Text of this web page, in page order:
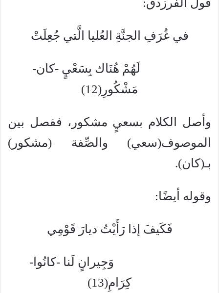
قول الفرزدق:
في غُرَفِ الجنَّةِ العُليا الَّتي جُعِلَتْ
لَهُمْ هُنَاك بِسَعْيٍ -كان-
مَشْكُورِ(12)
وأصل الكلام بسعيٍ مشكور، ففصل بين
الموصوف(سعي) والصِّفة (مشكور)
بـ(كان).
وقوله أيضًا:
فَكَيفَ إذا رَأَيْتُ ديارَ قَوْمِي
وَجِيرانٍ لَنا -كانُوا-
كِرَامِ(13)